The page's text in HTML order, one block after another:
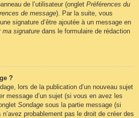
de l’utilisateur (onglet Préférences du
de message). Par la suite, vous
signature d’être ajoutée à un message en
ma signature dans le formulaire de rédaction
?
lors de la publication d’un nouveau sujet
message d’un sujet (si vous en avez les
Sondage sous la partie message (si
probablement pas le droit de créer des